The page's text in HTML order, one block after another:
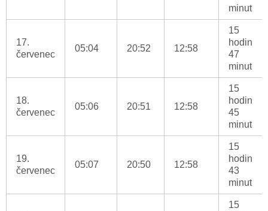
minut
17.
červenec
05:04 20:52 12:58
15
hodin
47
minut
18.
červenec
05:06 20:51 12:58
15
hodin
45
minut
19.
červenec
05:07 20:50 12:58
15
hodin
43
minut
15